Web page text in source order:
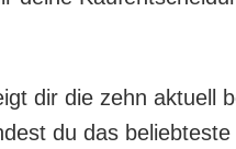
dir die zehn aktu­ell
du das